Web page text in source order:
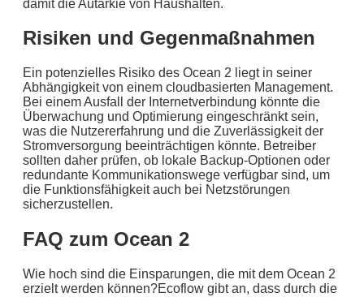
damit die Autarkie von Haushalten.
Risiken und Gegenmaßnahmen
Ein potenzielles Risiko des Ocean 2 liegt in seiner
Abhängigkeit von einem cloudbasierten Management.
Bei einem Ausfall der Internetverbindung könnte die
Überwachung und Optimierung eingeschränkt sein,
was die Nutzererfahrung und die Zuverlässigkeit der
Stromversorgung beeinträchtigen könnte. Betreiber
sollten daher prüfen, ob lokale Backup-Optionen oder
redundante Kommunikationswege verfügbar sind, um
die Funktionsfähigkeit auch bei Netzstörungen
sicherzustellen.
FAQ zum Ocean 2
Wie hoch sind die Einsparungen, die mit dem Ocean 2
erzielt werden können?Ecoflow gibt an, dass durch die